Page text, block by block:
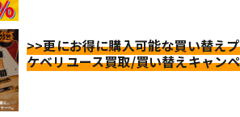
>>更にお得に購入可能な買い替え
ケベリユース買取/買い替えキャン